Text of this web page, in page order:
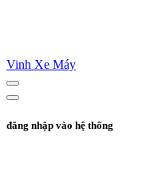
Vinh Xe Máy
đăng nhập vào hệ thống